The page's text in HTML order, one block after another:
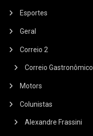
Esportes
Geral
Correio 2
Correio Gastronômico
Motors
Colunistas
Alexandre Frassini